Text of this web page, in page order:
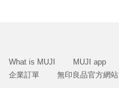
What is MUJI MUJI app
企業訂單
無印良品官方網站